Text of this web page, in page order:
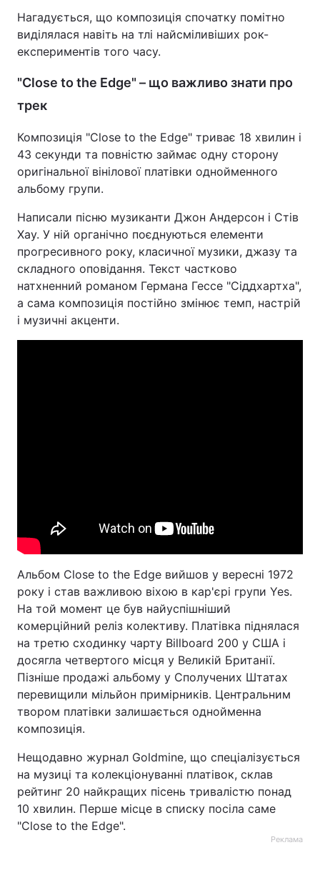
Нагадується, що композиція спочатку помітно
виділялася навіть на тлі найсміливіших рок-
експериментів того часу.
"Close to the Edge" – що важливо знати про
трек
Композиція "Close to the Edge" триває 18 хвилин і
43 секунди та повністю займає одну сторону
оригінальної вінілової платівки однойменного
альбому групи.
Написали пісню музиканти Джон Андерсон і Стів
Хау. У ній органічно поєднуються елементи
прогресивного року, класичної музики, джазу та
складного оповідання. Текст частково
натхненний романом Германа Гессе "Сіддхартха",
а сама композиція постійно змінює темп, настрій
і музичні акценти.
Альбом Close to the Edge вийшов у вересні 1972
року і став важливою віхою в кар'єрі групи Yes.
На той момент це був найуспішніший
комерційний реліз колективу. Платівка піднялася
на третю сходинку чарту Billboard 200 у США і
досягла четвертого місця у Великій Британії.
Пізніше продажі альбому у Сполучених Штатах
перевищили мільйон примірників. Центральним
твором платівки залишається однойменна
композиція.
Нещодавно журнал Goldmine, що спеціалізується
на музиці та колекціонуванні платівок, склав
рейтинг 20 найкращих пісень тривалістю понад
10 хвилин. Перше місце в списку посіла саме
"Close to the Edge".
Реклама